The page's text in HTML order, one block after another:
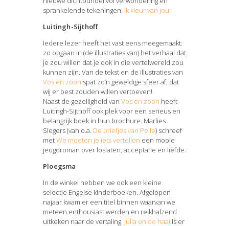
sprankelende tekeningen: Ik kleur van jou.
Luitingh-Sijthoff
Iedere lezer heeft het vast eens meegemaakt:
zo opgaan in (de illustraties van) het verhaal dat
je zou willen dat je ook in die vertelwereld zou
kunnen zijn. Van de tekst en de illustraties van
Vos en zoon spat zo’n geweldige sfeer af, dat
wij er best zouden willen vertoeven!
Naast de gezelligheid van Vos en zoon heeft
Luitingh-Sijthoff ook plek voor een serieus en
belangrijk boek in hun brochure. Marlies
Slegers (van o.a. De briefjes van Pelle) schreef
metWe moeten je iets vertellen een mooie
jeugdroman over loslaten, acceptatie en liefde.
Ploegsma
In de winkel hebben we ook een kleine
selectie Engelse kinderboeken. Afgelopen
najaar kwam er een titel binnen waarvan we
meteen enthousiast werden en reikhalzend
uitkeken naar de vertaling. Julia en de haai is er